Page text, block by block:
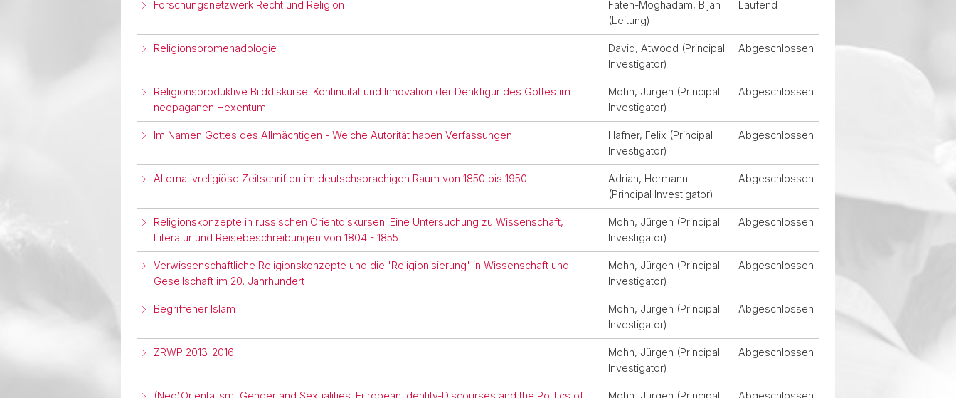
Forschungsnetzwerk Recht und Religion
Fateh-Moghadam, Bijan
(Leitung)
Laufend
Religionspromenadologie
David, Atwood (Principal
Investigator)
Abgeschlossen
Religionsproduktive Bilddiskurse. Kontinuität und Innovation der Denkfigur des Gottes im
neopaganen Hexentum
Mohn, Jürgen (Principal
Investigator)
Abgeschlossen
Im Namen Gottes des Allmächtigen - Welche Autorität haben Verfassungen
Hafner, Felix (Principal
Investigator)
Abgeschlossen
Alternativreligiöse Zeitschriften im deutschsprachigen Raum von 1850 bis 1950
Adrian, Hermann
(Principal Investigator)
Abgeschlossen
Religionskonzepte in russischen Orientdiskursen. Eine Untersuchung zu Wissenschaft,
Literatur und Reisebeschreibungen von 1804 - 1855
Mohn, Jürgen (Principal
Investigator)
Abgeschlossen
Verwissenschaftliche Religionskonzepte und die 'Religionisierung' in Wissenschaft und
Gesellschaft im 20. Jahrhundert
Mohn, Jürgen (Principal
Investigator)
Abgeschlossen
Begriffener Islam
Mohn, Jürgen (Principal
Investigator)
Abgeschlossen
ZRWP 2013-2016
Mohn, Jürgen (Principal
Investigator)
Abgeschlossen
(Neo)Orientalism, Gender and Sexualities. European Identity-Discourses and the Politics of
Mohn, Jürgen (Principal
Abgeschlossen